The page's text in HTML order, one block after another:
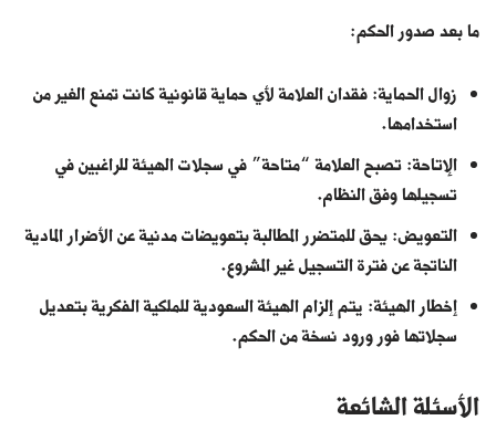
ما بعد صدور الحكم:
زوال الحماية: فقدان العلامة لأي حماية قانونية كانت تمنع الغير من
استخدامها.
الإتاحة: تصبح العلامة “متاحة” في سجلات الهيئة للراغبين في
تسجيلها وفق النظام.
التعويض: يحق للمتضرر المطالبة بتعويضات مدنية عن الأضرار المادية
الناتجة عن فترة التسجيل غير المشروع.
إخطار الهيئة: يتم إلزام الهيئة السعودية للملكية الفكرية بتعديل
سجلاتها فور ورود نسخة من الحكم.
الأسئلة الشائعة